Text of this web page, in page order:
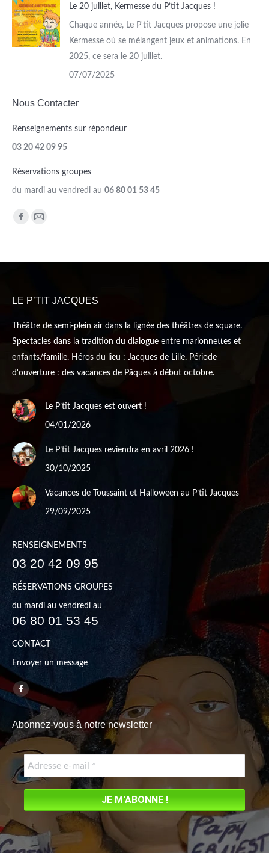
Le 20 juillet, Kermesse du P’tit Jacques !
Chaque année, Le P'tit Jacques propose une jolie
Kermesse où se mélangent jeux et animations. En
2025, ce sera le 20 juillet.
07/07/2025
Nous Contacter
Renseignements sur répondeur
03 20 42 09 95
Réservations groupes
du mardi au vendredi au 06 80 01 53 45
Trouvez nous sur :
windowwindow
LE P’TIT JACQUES
Théâtre de semi-plein air dans la lignée des théâtres de square.
Spectacles dans la tradition du dialogue entre marionnettes et
enfants/famille. Héros du lieu : Jacques de Lille. Période
d'ouverture : des vacances de Pâques à début octobre.
Le P’tit Jacques est ouvert !
04/01/2026
Le P’tit Jacques reviendra en avril 2026 !
30/10/2025
Vacances de Toussaint et Halloween au P’tit Jacques
29/09/2025
RENSEIGNEMENTS
03 20 42 09 95
RÉSERVATIONS GROUPES
du mardi au vendredi au
06 80 01 53 45
CONTACT
Envoyer un message
Trouvez nous sur :
Facebook
page
opens
in
new
window
Abonnez-vous à notre newsletter